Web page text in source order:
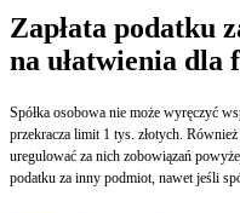
Zapłata podatku
na ułatwienia dla
Spółka osobowa nie może wyręczyć
przekracza limit 1 tys. złotych.
uregulować za nich zobowiązań
podatku za inny podmiot, nawet jeśli